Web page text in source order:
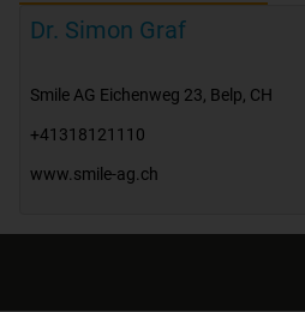
Dr. Simon Graf
Smile AG Eichenweg 23, Belp, CH
+41318121110
www.smile-ag.ch